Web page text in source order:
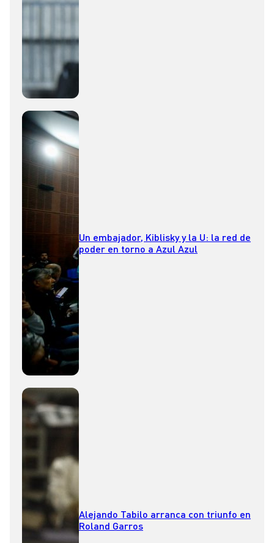
Un embajador, Kiblisky y la U: la red de
poder en torno a Azul Azul
Alejando Tabilo arranca con triunfo en
Roland Garros